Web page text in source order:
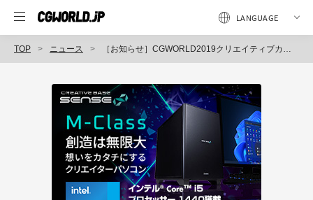
TOP ニュース ［お知らせ］CGWORLD2019クリエイティブカンファレンスのセッション申し込みを開催